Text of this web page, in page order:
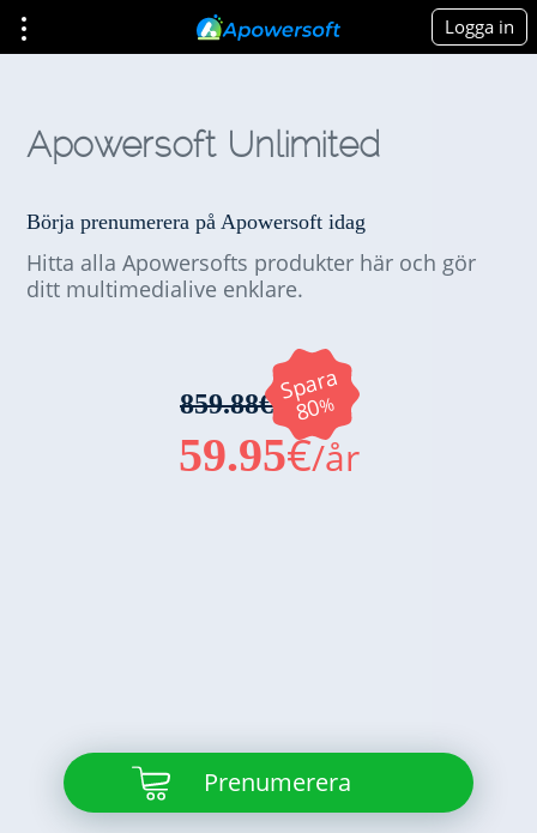
Logga in
Apowersoft Unlimited
Börja prenumerera på Apowersoft idag
Hitta alla Apowersofts produkter här och gör
ditt multimedialive enklare.
859.88€
59.95€/år
Spara
80%
Prenumerera